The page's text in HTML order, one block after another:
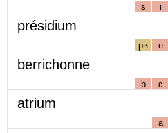
s i
présidium
pʁ e
berrichonne
b ɛ
atrium
a